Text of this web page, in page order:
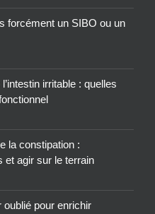
forcément un SIBO ou un
irritable : quelles
la constipation :
et agir sur le terrain
pour enrichir